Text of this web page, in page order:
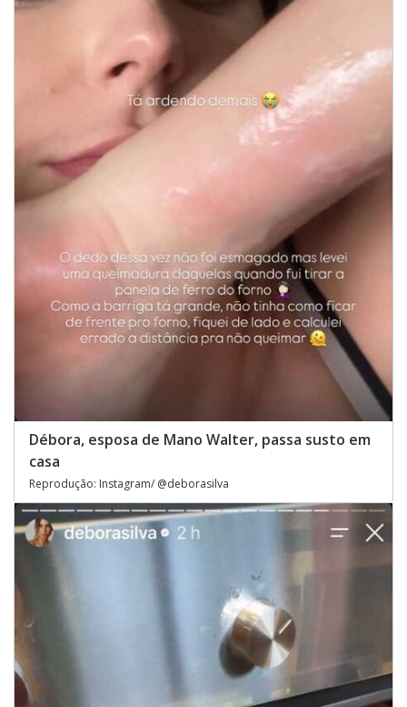
Débora, esposa de Mano Walter, passa susto em
casa
Reprodução: Instagram/ @deborasilva